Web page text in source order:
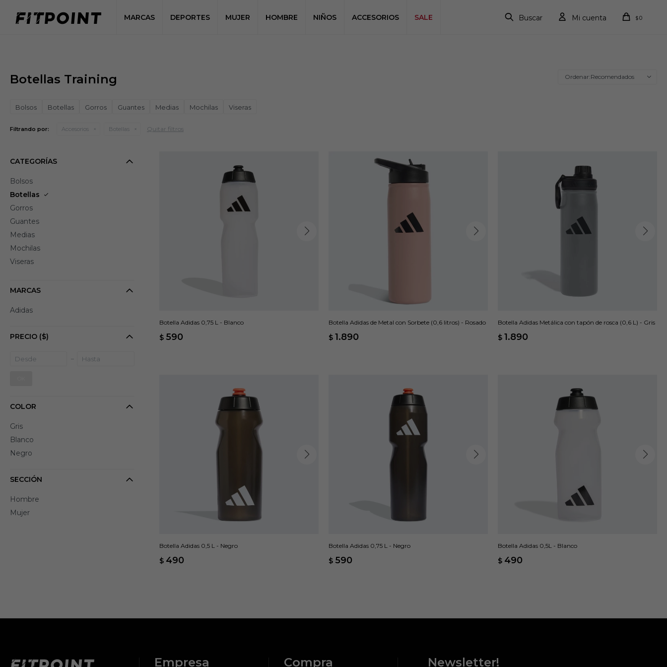
MARCAS DEPORTES MUJER HOMBRE NIÑOS ACCESORIOS SALE $0
Botellas Training Recomendados
Bolsos Botellas Gorros Guantes Medias Mochilas Viseras
Filtrando por: Accesorios Botellas Quitar filtros
Botella Adidas 0,75 L - Blanco
$ 590
Botella Adidas de Metal con Sorbete (0,6 litros) - Rosado
$ 1.890
Botella Adidas Metálica con tapón de rosca (0,6 L) - Gris
$ 1.890
Botella Adidas 0,5 L - Negro
$ 490
Botella Adidas 0,75 L - Negro
$ 590
Botella Adidas 0,5L - Blanco
$ 490
CATEGORÍAS
Bolsos
Botellas
Gorros
Guantes
Medias
Mochilas
Viseras
MARCAS
Adidas
PRECIO ($)
COLOR
Gris
Blanco
Negro
SECCIÓN
Hombre
Mujer
Empresa Compra Newsletter!